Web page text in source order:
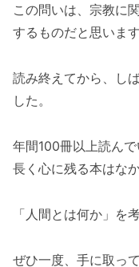
この問いは、宗教に
するものだと思います
読み終えてから、し
した。
年間100冊以上読ん
長く心に残る本はな
「人間とは何か」を
ぜひ一度、手に取っ